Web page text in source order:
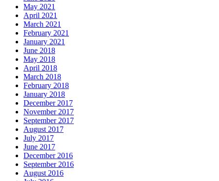
May 2021
April 2021
March 2021
February 2021
January 2021
June 2018
May 2018
April 2018
March 2018
February 2018
January 2018
December 2017
November 2017
September 2017
August 2017
July 2017
June 2017
December 2016
September 2016
August 2016